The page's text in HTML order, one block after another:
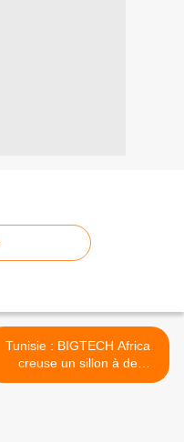
Tunisie : BIGTECH Africa
creuse un sillon à de
champions africains >